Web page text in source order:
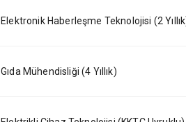
Elektronik Haberleşme Teknolojisi (2
Gıda Mühendisliği (4 Yıllık)